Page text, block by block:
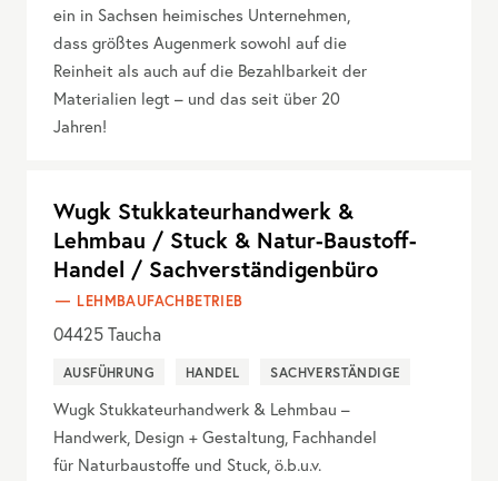
ein in Sachsen heimisches Unternehmen,
dass größtes Augenmerk sowohl auf die
Reinheit als auch auf die Bezahlbarkeit der
Materialien legt – und das seit über 20
Jahren!
Wugk Stukkateurhandwerk &
Lehmbau / Stuck & Natur-Baustoff-
Handel / Sachverständigenbüro
LEHMBAUFACHBETRIEB
04425 Taucha
AUSFÜHRUNG HANDEL SACHVERSTÄNDIGE
Wugk Stukkateurhandwerk & Lehmbau –
Handwerk, Design + Gestaltung, Fachhandel
für Naturbaustoffe und Stuck, ö.b.u.v.